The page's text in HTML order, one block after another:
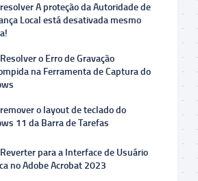
A proteção da Autoridade de
Local está desativada mesmo
o Erro de Gravação
na Ferramenta de Captura do
o layout de teclado do
11 da Barra de Tarefas
para a Interface de Usuário
no Adobe Acrobat 2023